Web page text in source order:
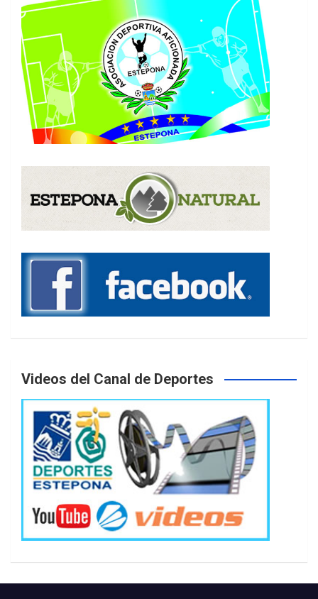
Videos del Canal de Deportes